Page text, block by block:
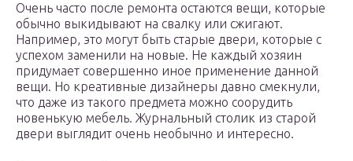
Очень часто после ремонта остаются вещи, которые
обычно выкидывают на свалку или сжигают.
Например, это могут быть старые двери, которые с
успехом заменили на новые. Не каждый хозяин
придумает совершенно иное применение данной
вещи. Но креативные дизайнеры давно смекнули,
что даже из такого предмета можно соорудить
новенькую мебель. Журнальный столик из старой
двери выглядит очень необычно и интересно.